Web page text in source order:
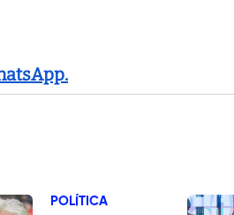
POLÍTICA